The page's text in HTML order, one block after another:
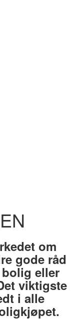
om
gode råd
eller
viktigste
i alle